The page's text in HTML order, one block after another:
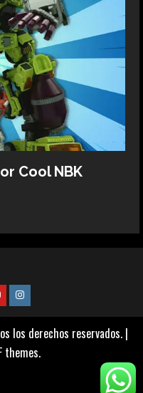
Cool NBK
Instagram
los derechos reservados. |
themes.